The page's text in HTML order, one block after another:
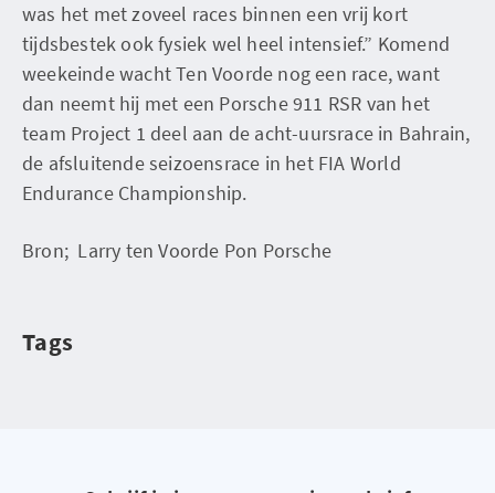
was het met zoveel races binnen een vrij kort
tijdsbestek ook fysiek wel heel intensief.” Komend
weekeinde wacht Ten Voorde nog een race, want
dan neemt hij met een Porsche 911 RSR van het
team Project 1 deel aan de acht-uursrace in Bahrain,
de afsluitende seizoensrace in het FIA World
Endurance Championship.
Bron; Larry ten Voorde Pon Porsche
Tags